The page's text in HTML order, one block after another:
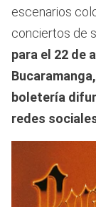
escenarios
conciertos de
para el 22 de
boletería
redes